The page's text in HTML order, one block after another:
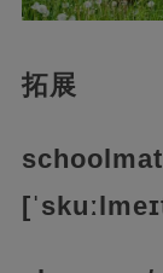
拓展